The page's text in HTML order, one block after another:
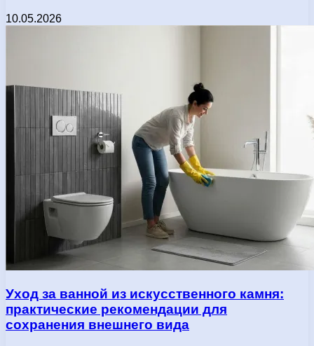
10.05.2026
Уход за ванной из искусственного камня:
практические рекомендации для
сохранения внешнего вида